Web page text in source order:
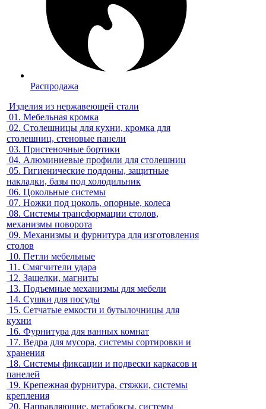
Распродажа
Изделия из нержавеющей стали
01. Мебельная кромка
02. Столешницы для кухни, кромка для
столешниц, стеновые панели
03. Пристеночные бортики
04. Алюминиевые профили для столешниц
05. Гигиенические поддоны, защитные
накладки, базы под холодильник
06. Цокольные системы
07. Ножки под цоколь, опорные, колеса
08. Системы трансформации столов,
механизмы поворота
09. Механизмы и фурнитура для изготовления
столов
10. Петли мебельные
11. Смягчители удара
12. Защелки, магниты
13. Подъемные механизмы для мебели
14. Сушки для посуды
15. Сетчатые емкости и бутылочницы для
кухни
16. Фурнитура для ванных комнат
17. Ведра для мусора, системы сортировки и
хранения
18. Системы фиксации и подвески каркасов и
панелей
19. Крепежная фурнитура, стяжки, системы
крепления
20. Направляющие, метабоксы, системы